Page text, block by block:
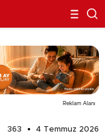
Reklam Alanı
363
4 Temmuz 2026